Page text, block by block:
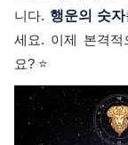
니다. 행운의 숫자
세요. 이제 본격
요? ⭐